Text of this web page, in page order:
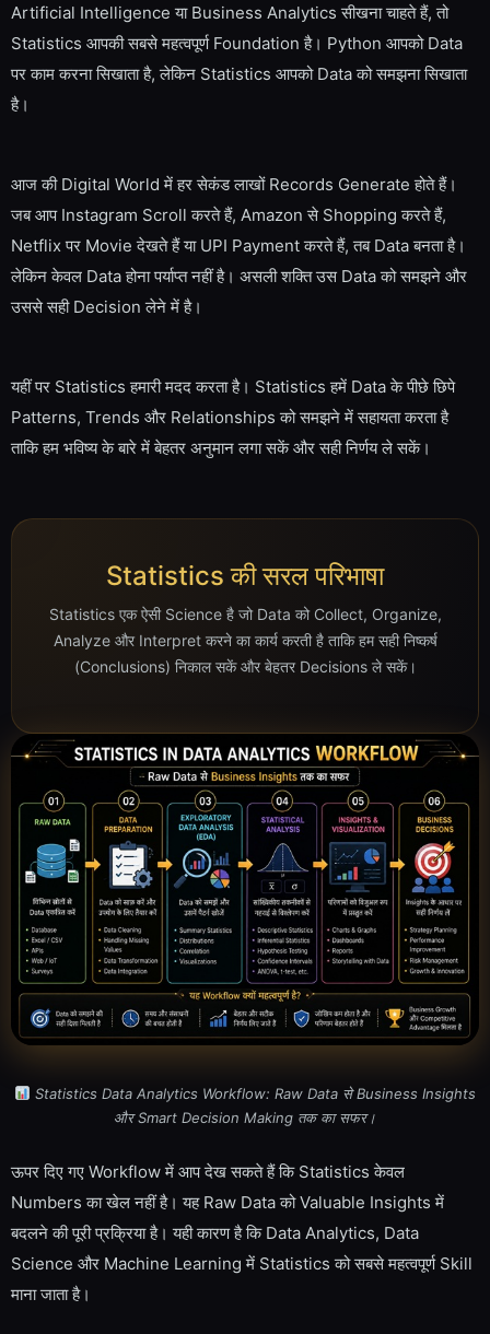
Artificial Intelligence या Business Analytics सीखना चाहते हैं, तो
Statistics आपकी सबसे महत्वपूर्ण Foundation है। Python आपको Data
पर काम करना सिखाता है, लेकिन Statistics आपको Data को समझना सिखाता
है।
आज की Digital World में हर सेकंड लाखों Records Generate होते हैं।
जब आप Instagram Scroll करते हैं, Amazon से Shopping करते हैं,
Netflix पर Movie देखते हैं या UPI Payment करते हैं, तब Data बनता है।
लेकिन केवल Data होना पर्याप्त नहीं है। असली शक्ति उस Data को समझने और
उससे सही Decision लेने में है।
यहीं पर Statistics हमारी मदद करता है। Statistics हमें Data के पीछे छिपे
Patterns, Trends और Relationships को समझने में सहायता करता है
ताकि हम भविष्य के बारे में बेहतर अनुमान लगा सकें और सही निर्णय ले सकें।
Statistics की सरल परिभाषा
Statistics एक ऐसी Science है जो Data को Collect, Organize,
Analyze और Interpret करने का कार्य करती है ताकि हम सही निष्कर्ष
(Conclusions) निकाल सकें और बेहतर Decisions ले सकें।
Statistics Data Analytics Workflow: Raw Data से Business Insights
और Smart Decision Making तक का सफर।
ऊपर दिए गए Workflow में आप देख सकते हैं कि Statistics केवल
Numbers का खेल नहीं है। यह Raw Data को Valuable Insights में
बदलने की पूरी प्रक्रिया है। यही कारण है कि Data Analytics, Data
Science और Machine Learning में Statistics को सबसे महत्वपूर्ण Skill
माना जाता है।